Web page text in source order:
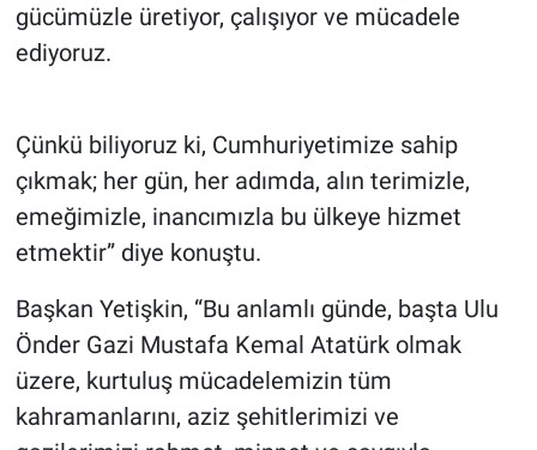
gücümüzle üretiyor, çalışıyor ve mücadele
ediyoruz.
Çünkü biliyoruz ki, Cumhuriyetimize sahip
çıkmak; her gün, her adımda, alın terimizle,
emeğimizle, inancımızla bu ülkeye hizmet
etmektir” diye konuştu.
Başkan Yetişkin, “Bu anlamlı günde, başta Ulu
Önder Gazi Mustafa Kemal Atatürk olmak
üzere, kurtuluş mücadelemizin tüm
kahramanlarını, aziz şehitlerimizi ve